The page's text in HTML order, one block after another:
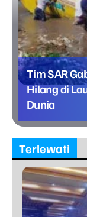
Tim SAR
Hilang di
Dunia
Terlewati